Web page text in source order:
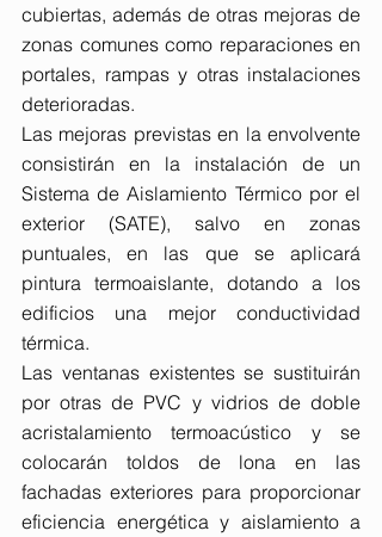
cubiertas, además de otras mejoras de
zonas comunes como reparaciones en
portales, rampas y otras instalaciones
deterioradas.
Las mejoras previstas en la envolvente
consistirán en la instalación de un
Sistema de Aislamiento Térmico por el
exterior (SATE), salvo en zonas
puntuales, en las que se aplicará
pintura termoaislante, dotando a los
edificios una mejor conductividad
térmica.
Las ventanas existentes se sustituirán
por otras de PVC y vidrios de doble
acristalamiento termoacústico y se
colocarán toldos de lona en las
fachadas exteriores para proporcionar
eficiencia energética y aislamiento a